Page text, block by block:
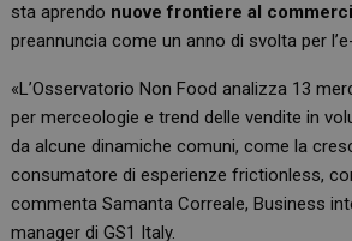
sta aprendo nuove frontiere al
preannuncia come un anno di svolta per
«L’Osservatorio Non Food analizza 13
per merceologie e trend delle vendite in
da alcune dinamiche comuni, come la
consumatore di esperienze frictionless,
commenta Samanta Correale, Business
manager di GS1 Italy.